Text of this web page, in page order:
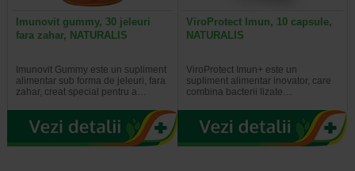
Imunovit gummy, 30 jeleuri
fara zahar, NATURALIS
Imunovit Gummy este un supliment
alimentar sub forma de jeleuri, fara
zahar, creat special pentru a…
ViroProtect Imun, 10 capsule,
NATURALIS
ViroProtect Imun+ este un
supliment alimentar inovator, care
combina bacterii lizate…